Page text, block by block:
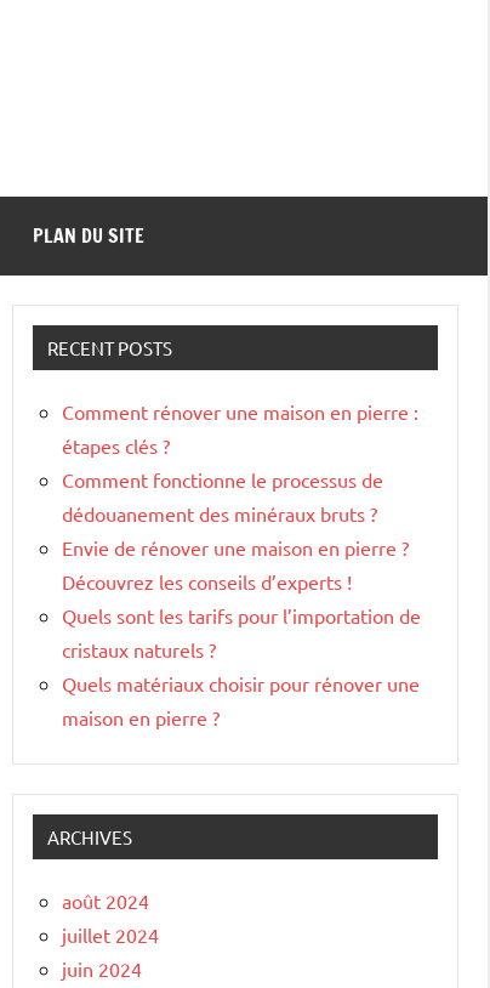
PLAN DU SITE
RECENT POSTS
Comment rénover une maison en pierre :
étapes clés ?
Comment fonctionne le processus de
dédouanement des minéraux bruts ?
Envie de rénover une maison en pierre ?
Découvrez les conseils d’experts !
Quels sont les tarifs pour l’importation de
cristaux naturels ?
Quels matériaux choisir pour rénover une
maison en pierre ?
ARCHIVES
août 2024
juillet 2024
juin 2024